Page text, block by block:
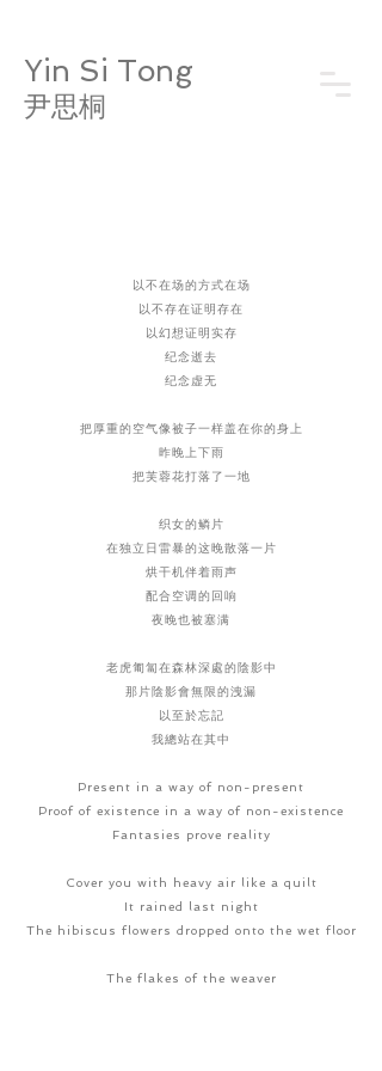
​Yin Si Tong
尹思桐
以不在场的方式在场
以不存在证明存在
以幻想证明实存
纪念逝去
纪念虚无
把厚重的空气像被子一样盖在你的身上
昨晚上下雨
把芙蓉花打落了一地
织女的鳞片
在独立日雷暴的这晚散落一片
烘干机伴着雨声
配合空调的回响
夜晚也被塞满
老虎匍匐在森林深處的陰影中
那片陰影會無限的洩漏
以至於忘記
我總站在其中
Present in a way of non-present
Proof of existence in a way of non-existence
Fantasies prove reality
Cover you with heavy air like a quilt
It rained last night
The hibiscus flowers dropped onto the wet floor
The flakes of the weaver